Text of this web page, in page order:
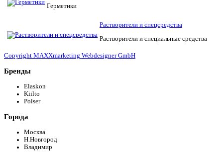
Герметики
Растворители и спецсредства
Растворители и специальные средства
Copyright MAXXmarketing Webdesigner GmbH
Бренды
Elaskon
Kiilto
Polser
Города
Москва
Н.Новгород
Владимир